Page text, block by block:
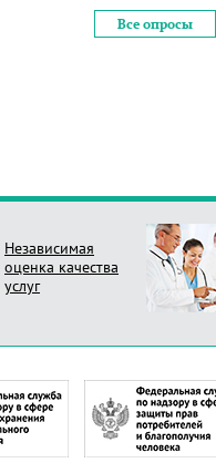
Все опросы
Независимая
оценка качества
услуг